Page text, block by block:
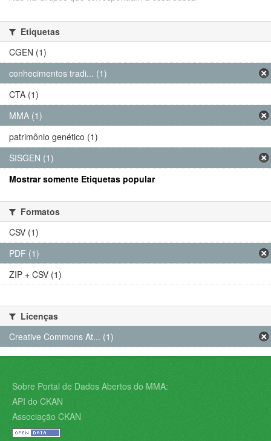
Etiquetas
CGEN (1)
conhecimentos tradi... (1)
CTA (1)
MMA (1)
patrimônio genético (1)
SISGEN (1)
Mostrar somente Etiquetas popular
Formatos
CSV (1)
PDF (1)
ZIP + CSV (1)
Licenças
Creative Commons At... (1)
Sobre Portal de Dados Abertos do MMA:
API do CKAN
Associação CKAN